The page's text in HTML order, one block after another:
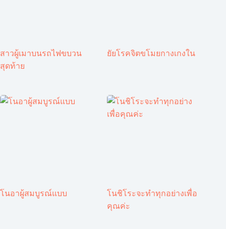
สาวผู้เมาบนรถไฟขบวน
สุดท้าย
ยัยโรคจิตขโมยกางเกงใน
โนอาผู้สมบูรณ์แบบ
โนชิโระจะทำทุกอย่างเพื่อ
คุณค่ะ